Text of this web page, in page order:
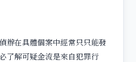
辦在具體個案中經常只只能發
了解可疑金流是來自犯罪行